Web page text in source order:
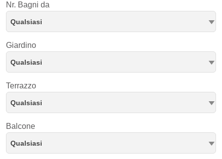
Nr. Bagni da
Qualsiasi
Giardino
Qualsiasi
Terrazzo
Qualsiasi
Balcone
Qualsiasi